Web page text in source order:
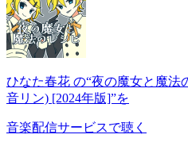
ひなた春花 の“夜の魔女と魔法
音リン) [2024年版]”を
音楽配信サービスで聴く